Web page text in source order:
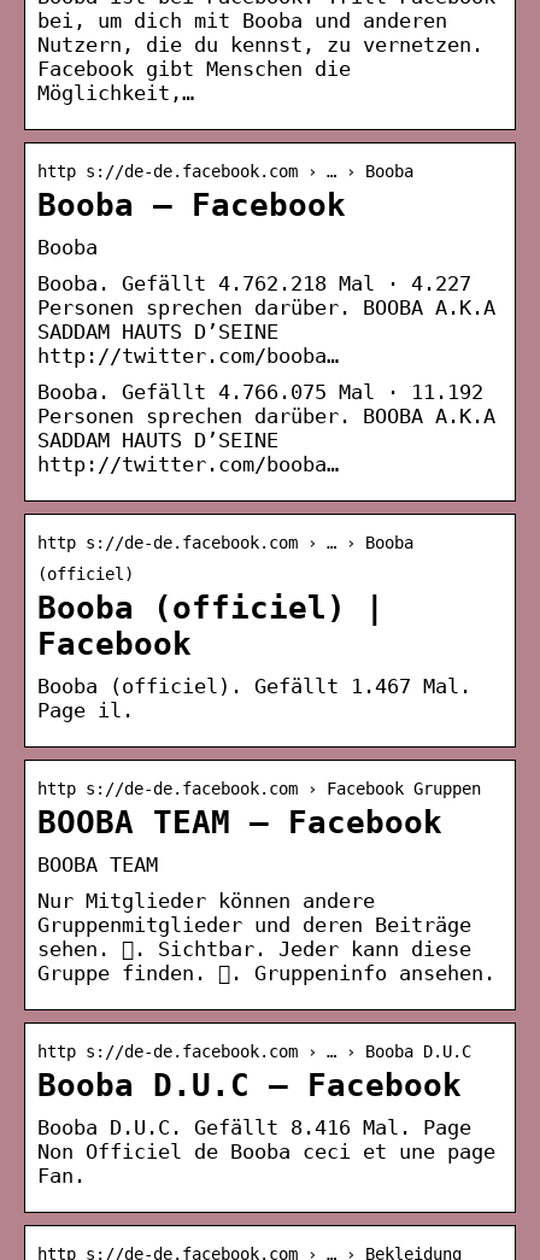
bei, um dich mit Booba und anderen
Nutzern, die du kennst, zu vernetzen.
Facebook gibt Menschen die
Möglichkeit,…
http s://de-de.facebook.com › … › Booba
Booba – Facebook
Booba
Booba. Gefällt 4.762.218 Mal · 4.227
Personen sprechen darüber. BOOBA A.K.A
SADDAM HAUTS D’SEINE
http://twitter.com/booba…
Booba. Gefällt 4.766.075 Mal · 11.192
Personen sprechen darüber. BOOBA A.K.A
SADDAM HAUTS D’SEINE
http://twitter.com/booba…
http s://de-de.facebook.com › … › Booba
(officiel)
Booba (officiel) |
Facebook
Booba (officiel). Gefällt 1.467 Mal.
Page il.
http s://de-de.facebook.com › Facebook Gruppen
BOOBA TEAM – Facebook
BOOBA TEAM
Nur Mitglieder können andere
Gruppenmitglieder und deren Beiträge
sehen. 󰛻. Sichtbar. Jeder kann diese
Gruppe finden. 󰛐. Gruppeninfo ansehen.
http s://de-de.facebook.com › … › Booba D.U.C
Booba D.U.C – Facebook
Booba D.U.C. Gefällt 8.416 Mal. Page
Non Officiel de Booba ceci et une page
Fan.
http s://de-de.facebook.com › … › Bekleidung